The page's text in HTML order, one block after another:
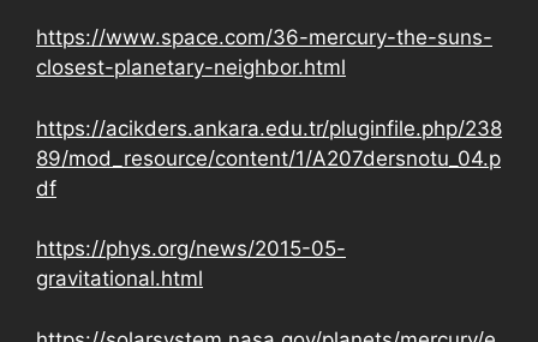
https://www.space.com/36-mercury-the-suns-
closest-planetary-neighbor.html
https://acikders.ankara.edu.tr/pluginfile.php/238
89/mod_resource/content/1/A207dersnotu_04.p
df
https://phys.org/news/2015-05-
gravitational.html